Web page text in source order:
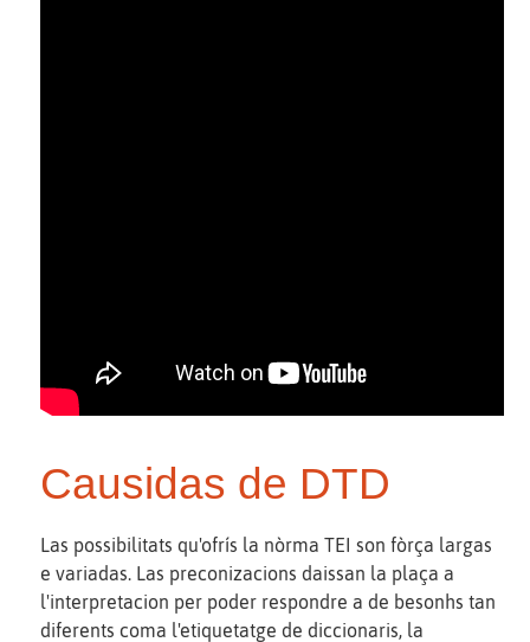
Causidas de DTD
Las possibilitats qu'ofrís la nòrma TEI son fòrça largas
e variadas. Las preconizacions daissan la plaça a
l'interpretacion per poder respondre a de besonhs tan
diferents coma l'etiquetatge de diccionaris, la